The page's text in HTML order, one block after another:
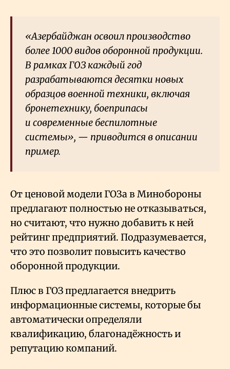
«Азербайджан освоил производство
более 1000 видов оборонной продукции.
В рамках ГОЗ каждый год
разрабатываются десятки новых
образцов военной техники, включая
бронетехнику, боеприпасы
и современные беспилотные
системы», — приводится в описании
пример.
От ценовой модели ГОЗа в Минобороны
предлагают полностью не отказываться,
но считают, что нужно добавить к ней
рейтинг предприятий. Подразумевается,
что это позволит повысить качество
оборонной продукции.
Плюс в ГОЗ предлагается внедрить
информационные системы, которые бы
автоматически определяли
квалификацию, благонадёжность и
репутацию компаний.